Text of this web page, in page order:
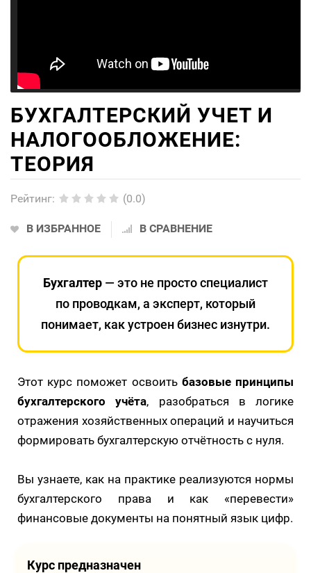
БУХГАЛТЕРСКИЙ УЧЕТ И
НАЛОГООБЛОЖЕНИЕ:
ТЕОРИЯ
Рейтинг: (0.0)
В ИЗБРАННОЕ В СРАВНЕНИЕ
Бухгалтер — это не просто специалист
по проводкам, а эксперт, который
понимает, как устроен бизнес изнутри.
Этот курс поможет освоить базовые принципы
бухгалтерского учёта, разобраться в логике
отражения хозяйственных операций и научиться
формировать бухгалтерскую отчётность с нуля.
Вы узнаете, как на практике реализуются нормы
бухгалтерского права и как «перевести»
финансовые документы на понятный язык цифр.
Курс предназначен